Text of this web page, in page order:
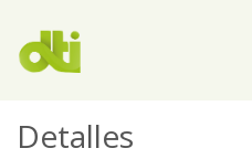
Detalles